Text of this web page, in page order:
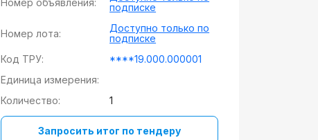
подписке
Номер лота:
Доступно только по
подписке
Код ТРУ:
****19.000.000001
Единица измерения:
Количество:
1
Запросить итог по тендеру